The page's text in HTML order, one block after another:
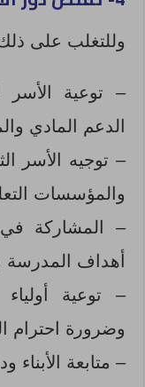
وللتغلب على
– توعية الأسر
الدعم المادي
– توجيه الأسر
والمؤسسات
– المشاركة في
أهداف المدرسة
– توعية أولياء
وضرورة احترام
– متابعة